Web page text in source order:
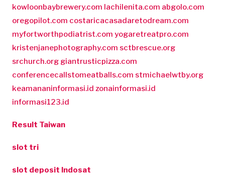
kowloonbaybrewery.com lachilenita.com abgolo.com
oregopilot.com costaricacasadaretodream.com
myfortworthpodiatrist.com yogaretreatpro.com
kristenjanephotography.com sctbrescue.org
srchurch.org giantrusticpizza.com
conferencecallstomeatballs.com stmichaelwtby.org
keamananinformasi.id zonainformasi.id
informasi123.id
Result Taiwan
slot tri
slot deposit Indosat